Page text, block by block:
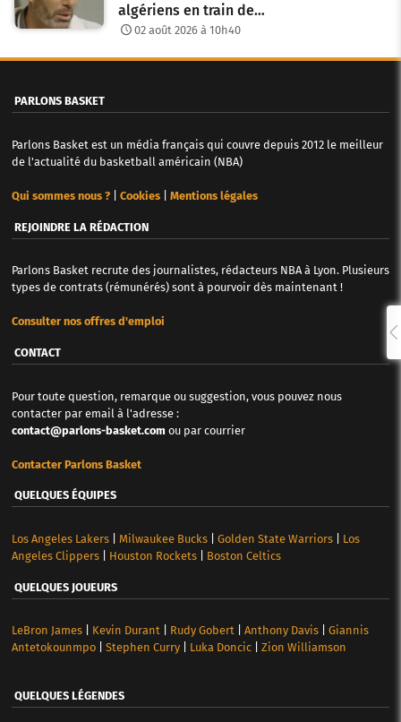
algériens en train de…
02 août 2026 à 10h40
PARLONS BASKET
Parlons Basket est un média français qui couvre depuis 2012 le meilleur
de l'actualité du basketball américain (NBA)
Qui sommes nous ?| Cookies| Mentions légales
REJOINDRE LA RÉDACTION
Parlons Basket recrute des journalistes, rédacteurs NBA à Lyon. Plusieurs
types de contrats (rémunérés) sont à pourvoir dès maintenant !
Consulter nos offres d'emploi
CONTACT
Pour toute question, remarque ou suggestion, vous pouvez nous
contacter par email à l'adresse :
contact@parlons-basket.com ou par courrier
Contacter Parlons Basket
QUELQUES ÉQUIPES
Los Angeles Lakers| Milwaukee Bucks| Golden State Warriors| Los
Angeles Clippers| Houston Rockets| Boston Celtics
QUELQUES JOUEURS
LeBron James| Kevin Durant| Rudy Gobert| Anthony Davis| Giannis
Antetokounmpo| Stephen Curry| Luka Doncic| Zion Williamson
QUELQUES LÉGENDES